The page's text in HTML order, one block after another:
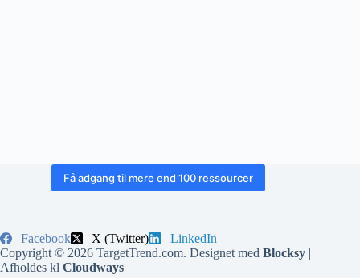
Få adgang til mere end 100 ressourcer
Facebook X (Twitter)
LinkedIn
Copyright © 2026 TargetTrend.com. Designet med Blocksy |
Afholdes kl Cloudways